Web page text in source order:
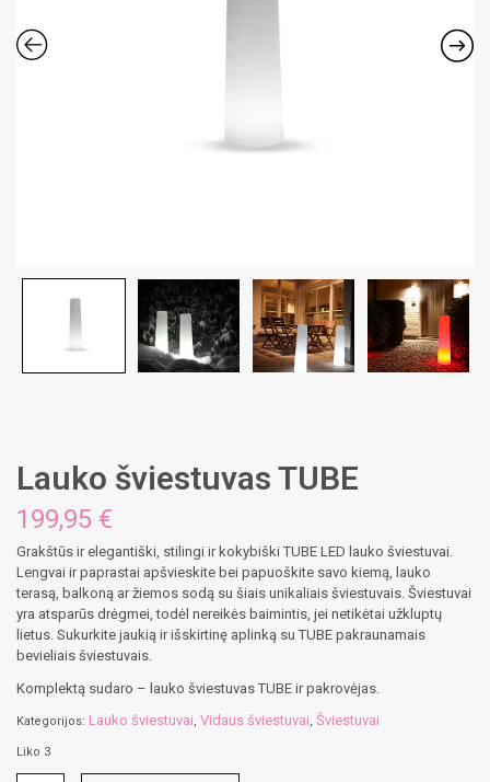
Lauko šviestuvas TUBE
199,95 €
Grakštūs ir elegantiški, stilingi ir kokybiški TUBE LED lauko šviestuvai.
Lengvai ir paprastai apšvieskite bei papuoškite savo kiemą, lauko
terasą, balkoną ar žiemos sodą su šiais unikaliais šviestuvais. Šviestuvai
yra atsparūs drėgmei, todėl nereikės baimintis, jei netikėtai užkluptų
lietus. Sukurkite jaukią ir išskirtinę aplinką su TUBE pakraunamais
bevieliais šviestuvais.
Komplektą sudaro – lauko šviestuvas TUBE ir pakrovėjas.
Kategorijos: Lauko šviestuvai, Vidaus šviestuvai, Šviestuvai
Liko 3